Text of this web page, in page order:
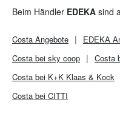
Beim Händler EDEKA sind
Costa Angebote EDEKA
Costa bei sky coop
Costa
Costa bei K+K Klaas & Kock
Costa bei CITTI